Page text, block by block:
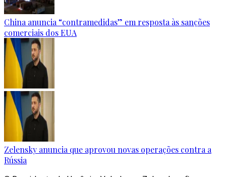
China anuncia “contramedidas” em resposta às sanções
comerciais dos EUA
Zelensky anuncia que aprovou novas operações contra a
Rússia